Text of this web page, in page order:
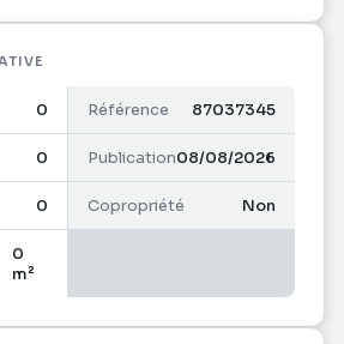
Charges : 790€
mensuelles : 3€ HT/m²/mois
2 mois de loyer HC (soit 1 580€).
: 15% HT du loyer annuel à la
1 422€ HT + Etat des lieux +
0 Référence 87037345
0 Publication08/08/2026
0 Copropriété Non
0
m²